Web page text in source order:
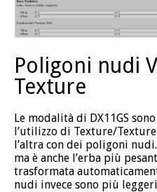
Poligoni nudi
Texture
Le modalità di DX11GS
l’utilizzo di Texture/
l’altra con dei poligoni
ma è anche l’erba più
trasformata
nudi invece sono più